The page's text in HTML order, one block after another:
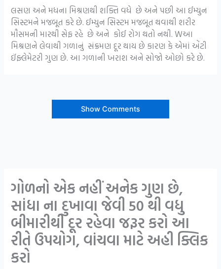
લસણ અને મધના મિશ્રણથી શક્તિ વધે છે અને પછી આ ઈમ્યુન
સિસ્ટમને મજબૂત કરે છે. ઈમ્યુન સિસ્ટમ મજબૂત થવાથી શરીર
મૌસમની મારથી સેફ રહે છે અને કોઈ રોગ થતો નથી. Wઆ
મિશ્રણને લેવાથી ગળાનું સંક્રમણ દૂર થાય છે કારણ કે એમાં એંટી
ઈંફ્લેમેટરી ગુણ છે. આ ગળાની ખરાશ અને સોજો ઓછો કરે છે.
Show Comments
ગોળનો એક નહીં અનેક ગુણ છે,
સાંધા ના દુખાવા જેવી 50 થી વધુ
બીમારીથી દૂર રહેવા જરૂર કરો આ
રીતે ઉપયોગ, વાંચવા માટે અહી ક્લિક
કરો